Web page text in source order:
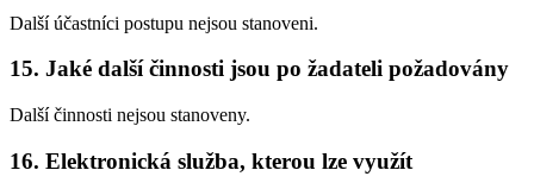
Další účastníci postupu nejsou stanoveni.
15. Jaké další činnosti jsou po žadateli požadovány
Další činnosti nejsou stanoveny.
16. Elektronická služba, kterou lze využít